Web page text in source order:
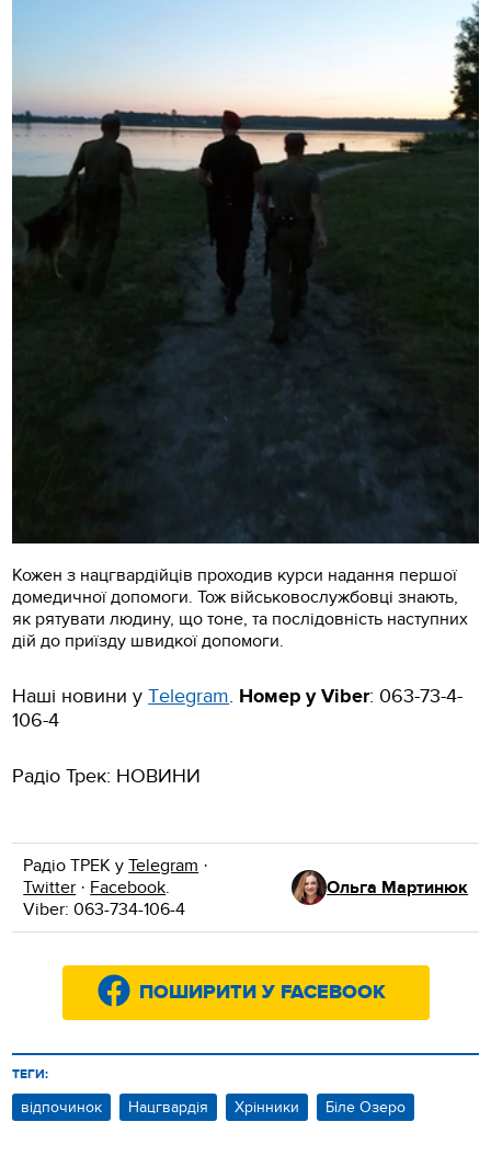
Кожен з нацгвардійців проходив курси надання першої
домедичної допомоги. Тож військовослужбовці знають,
як рятувати людину, що тоне, та послідовність наступних
дій до приїзду швидкої допомоги.
Наші новини уТelegram. Номер у Viber: 063-73-4-
106-4
Радіо Трек: НОВИНИ
Радіо ТРЕК уTelegram ·
Twitter · Facebook.
Viber: 063-734-106-4
Ольга Мартинюк
ПОШИРИТИ У FACEBOOK
ТЕГИ:
відпочинок Нацгвардія Хрінники Біле Озеро